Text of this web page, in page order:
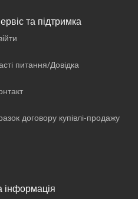
та підтримка
питання/Довідка
договору купівлі-продажу